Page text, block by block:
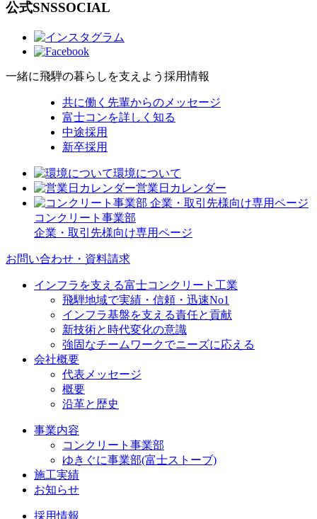
公式SNSSOCIAL
一緒に飛騨の暮らしを支えよう 採用情報
共に働く先輩からのメッセージ
富士コンを詳しく知る
中途採用
新卒採用
環境について
営業日カレンダー
コンクリート事業部
企業・取引先様向け専用ページ
お問い合わせ・資料請求
インフラを支える富士コンクリート工業
飛騨地域で実績・信頼・迅速No1
インフラ基盤を支える責任と貢献
新技術と時代変化の意識
強固なチームワークでニーズに応える
会社概要
代表メッセージ
概要
沿革と歴史
事業内容
コンクリート事業部
ゆきぐに事業部(富士ストーブ)
施工実績
お知らせ
採用情報